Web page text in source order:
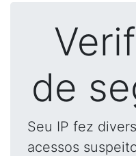
de
Seu IP fez
acessos